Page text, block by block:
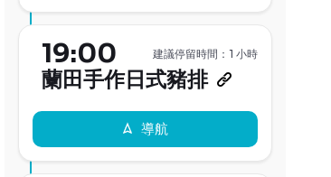
19:00
蘭田手作日式豬排
建議停留時間：1 小時
導航